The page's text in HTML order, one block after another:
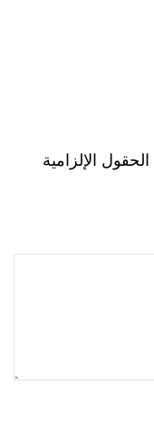
الحقول الإلزامية